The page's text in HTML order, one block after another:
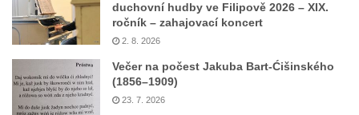
duchovní hudby ve Filipově 2026 – XIX.
ročník – zahajovací koncert
2. 8. 2026
Večer na počest Jakuba Bart-Ćišinského
(1856–1909)
23. 7. 2026